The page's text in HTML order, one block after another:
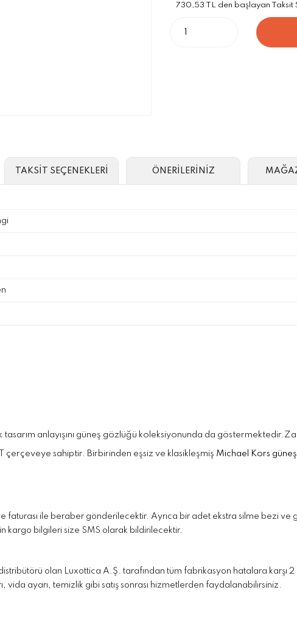
730,53 TL den başlayan Taksit
TAKSİT SEÇENEKLERİ ÖNERİLERİNİZ
tasarım anlayışını güneş gözlüğü koleksiyonunda da
çerçeveye sahiptir. Birbirinden eşsiz ve klasikleşmiş Michael Kors
faturası ile beraber gönderilecektir. Ayrıca bir adet ekstra silme bezi
kargo bilgileri size SMS olarak bildirilecektir.
olan Luxottica A.Ş. tarafından tüm fabrikasyon hatalara karşı
vida ayarı, temizlik gibi satış sonrası hizmetlerden faydalanabilirsiniz.